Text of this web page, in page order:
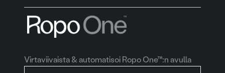
Virtaviivaista & automatisoi Ropo One™:n avulla